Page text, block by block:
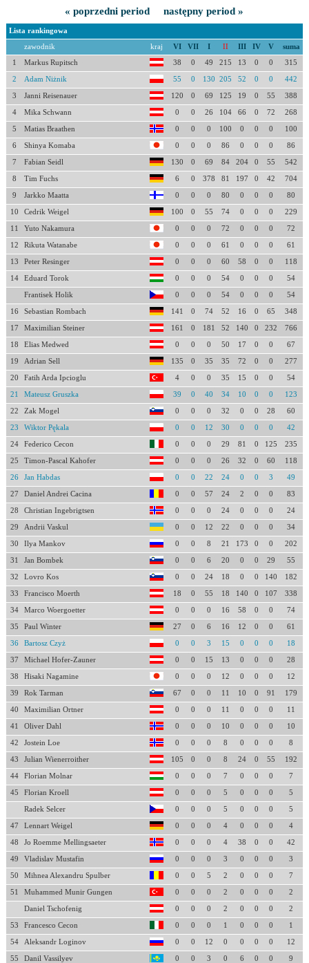
« poprzedni period następny period »
Lista rankingowa
zawodnik kraj VI VII I II III IV V suma
1 Markus Rupitsch 38 0 49 215 13 0 0 315
2 Adam Niżnik 55 0 130 205 52 0 0 442
3 Janni Reisenauer 120 0 69 125 19 0 55 388
4 Mika Schwann 0 0 26 104 66 0 72 268
5 Matias Braathen 0 0 0 100 0 0 0 100
6 Shinya Komaba 0 0 0 86 0 0 0 86
7 Fabian Seidl 130 0 69 84 204 0 55 542
8 Tim Fuchs 6 0 378 81 197 0 42 704
9 Jarkko Maatta 0 0 0 80 0 0 0 80
10 Cedrik Weigel 100 0 55 74 0 0 0 229
11 Yuto Nakamura 0 0 0 72 0 0 0 72
12 Rikuta Watanabe 0 0 0 61 0 0 0 61
13 Peter Resinger 0 0 0 60 58 0 0 118
14 Eduard Torok 0 0 0 54 0 0 0 54
Frantisek Holik 0 0 0 54 0 0 0 54
16 Sebastian Rombach 141 0 74 52 16 0 65 348
17 Maximilian Steiner 161 0 181 52 140 0 232 766
18 Elias Medwed 0 0 0 50 17 0 0 67
19 Adrian Sell 135 0 35 35 72 0 0 277
20 Fatih Arda Ipcioglu 4 0 0 35 15 0 0 54
21 Mateusz Gruszka 39 0 40 34 10 0 0 123
22 Zak Mogel 0 0 0 32 0 0 28 60
23 Wiktor Pękala 0 0 12 30 0 0 0 42
24 Federico Cecon 0 0 0 29 81 0 125 235
25 Timon-Pascal Kahofer 0 0 0 26 32 0 60 118
26 Jan Habdas 0 0 22 24 0 0 3 49
27 Daniel Andrei Cacina 0 0 57 24 2 0 0 83
28 Christian Ingebrigtsen 0 0 0 24 0 0 0 24
29 Andrii Vaskul 0 0 12 22 0 0 0 34
30 Ilya Mankov 0 0 8 21 173 0 0 202
31 Jan Bombek 0 0 6 20 0 0 29 55
32 Lovro Kos 0 0 24 18 0 0 140 182
33 Francisco Moerth 18 0 55 18 140 0 107 338
34 Marco Woergoetter 0 0 0 16 58 0 0 74
35 Paul Winter 27 0 6 16 12 0 0 61
36 Bartosz Czyż 0 0 3 15 0 0 0 18
37 Michael Hofer-Zauner 0 0 15 13 0 0 0 28
38 Hisaki Nagamine 0 0 0 12 0 0 0 12
39 Rok Tarman 67 0 0 11 10 0 91 179
40 Maximilian Ortner 0 0 0 11 0 0 0 11
41 Oliver Dahl 0 0 0 10 0 0 0 10
42 Jostein Loe 0 0 0 8 0 0 0 8
43 Julian Wienerroither 105 0 0 8 24 0 55 192
44 Florian Molnar 0 0 0 7 0 0 0 7
45 Florian Kroell 0 0 0 5 0 0 0 5
Radek Selcer 0 0 0 5 0 0 0 5
47 Lennart Weigel 0 0 0 4 0 0 0 4
48 Jo Roemme Mellingsaeter 0 0 0 4 38 0 0 42
49 Vladislav Mustafin 0 0 0 3 0 0 0 3
50 Mihnea Alexandru Spulber 0 0 5 2 0 0 0 7
51 Muhammed Munir Gungen 0 0 0 2 0 0 0 2
Daniel Tschofenig 0 0 0 2 0 0 0 2
53 Francesco Cecon 0 0 0 1 0 0 0 1
54 Aleksandr Loginov 0 0 12 0 0 0 0 12
55 Danil Vassilyev 0 0 3 0 6 0 0 9